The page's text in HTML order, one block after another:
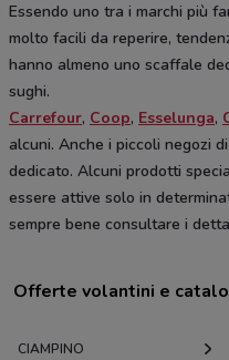
Essendo uno tra i marchi più
molto facili da reperire,
hanno almeno uno scaffale
sughi.
Carrefour, Coop, Esselunga,
alcuni. Anche i piccoli negozi
dedicato. Alcuni prodotti
essere attive solo in
sempre bene consultare i
Offerte volantini e
CIAMPINO